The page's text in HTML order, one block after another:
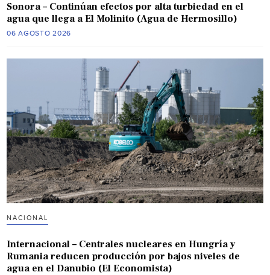
Sonora – Continúan efectos por alta turbiedad en el
agua que llega a El Molinito (Agua de Hermosillo)
06 AGOSTO 2026
NACIONAL
Internacional – Centrales nucleares en Hungría y
Rumania reducen producción por bajos niveles de
agua en el Danubio (El Economista)